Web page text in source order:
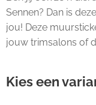
Sennen? Dan is
jou! Deze
jouw trimsalons of
Kies een